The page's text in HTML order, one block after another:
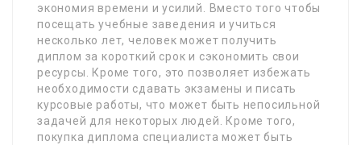
экономия времени и усилий. Вместо того чтобы
посещать учебные заведения и учиться
несколько лет, человек может получить
диплом за короткий срок и сэкономить свои
ресурсы. Кроме того, это позволяет избежать
необходимости сдавать экзамены и писать
курсовые работы, что может быть непосильной
задачей для некоторых людей. Кроме того,
покупка диплома специалиста может быть